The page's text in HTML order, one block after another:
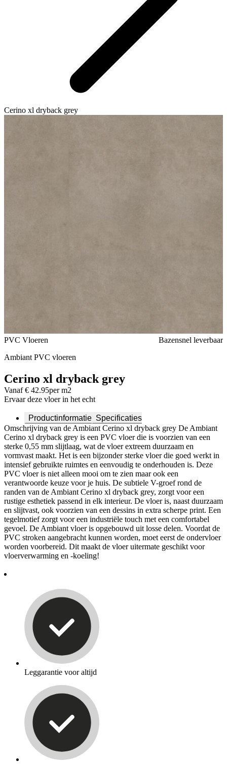
Cerino xl dryback grey
Voeg toe of verwijder Cerino xl dryback grey uit je favorieten
PVC Vloeren
Bazensnel leverbaar
Ambiant PVC vloeren
Cerino xl dryback grey
Vanaf € 42.95per m2
Ervaar deze vloer in het echt
Productinformatie Specificaties
Omschrijving van de Ambiant Cerino xl dryback grey De Ambiant
Cerino xl dryback grey is een PVC vloer die is voorzien van een
sterke 0,55 mm slijtlaag, wat de vloer extreem duurzaam en
vormvast maakt. Het is een bijzonder sterke vloer die goed werkt in
intensief gebruikte ruimtes en eenvoudig te onderhouden is. Deze
PVC vloer is niet alleen mooi om te zien maar ook een
verantwoorde keuze voor je huis. De subtiele V-groef rond de
randen van de Ambiant Cerino xl dryback grey, zorgt voor een
rustige esthetiek passend in elk interieur. De vloer is, naast duurzaam
en slijtvast, ook voorzien van een dessins in extra scherpe print. Een
tegelmotief zorgt voor een industriële touch met een comfortabel
gevoel. De Ambiant vloer is opgebouwd uit losse delen. Voordat de
PVC stroken aangebracht kunnen worden, moet eerst de ondervloer
worden voorbereid. Dit maakt de vloer uitermate geschikt voor
vloerverwarming en -koeling!
Leggarantie voor altijd